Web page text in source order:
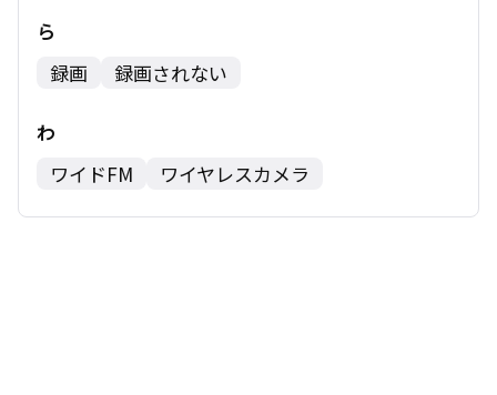
ら
録画
録画されない
わ
ワイドFM
ワイヤレスカメラ